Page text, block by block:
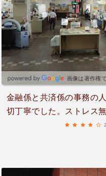
画像は著作権
金融係と共済係の事務の
切丁寧でした。ストレス